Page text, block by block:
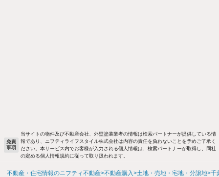
免責
事項
当サイトの物件及び不動産会社、外壁塗装業者の情報は検索パートナーが提供している情
報であり、ニフティライフスタイル株式会社は内容の責任を負わないことを予めご了承く
ださい。本サービス内でお客様が入力される個人情報は、検索パートナーが取得し、同社
の定める個人情報規約に従って取り扱われます。
不動産・住宅情報のニフティ不動産 不動産購入 土地・売地・宅地・分譲地 千